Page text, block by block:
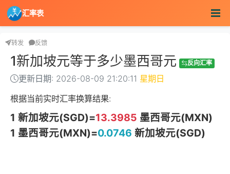
汇率表
转发 反馈
1新加坡元等于多少墨西哥元 反向汇率
更新日期: 2026-08-09 21:20:11 星期日
根据当前实时汇率换算结果:
1 新加坡元(SGD)=13.3985 墨西哥元(MXN)
1 墨西哥元(MXN)=0.0746 新加坡元(SGD)